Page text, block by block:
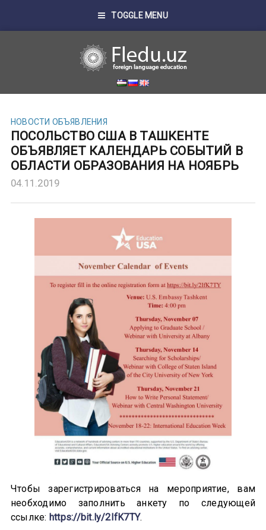
TOGGLE MENU
НОВОСТИ ОБЪЯВЛЕНИЯ
ПОСОЛЬСТВО США В ТАШКЕНТЕ
ОБЪЯВЛЯЕТ КАЛЕНДАРЬ СОБЫТИЙ В
ОБЛАСТИ ОБРАЗОВАНИЯ НА НОЯБРЬ
04.11.2019
Чтобы зарегистрироваться на мероприятие, вам
необходимо заполнить анкету по следующей
ссылке: https://bit.ly/2IfK7TY.